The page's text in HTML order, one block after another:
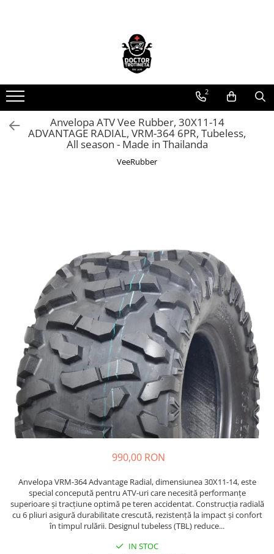
Toate produsele
Piese de schimb
https://www.doctortrotineta.ro/electrica
Acceleratie
Contact cu cheie
https://www.doctortrotineta.ro/frane
Discuri frana
Placute de frana
Manete de frana
Etrieri
https://www.doctortrotineta.ro/lumini
Stop trotineta
Faruri
https://www.doctortrotineta.ro/cadru
Aparatori (aripi)
Suspensie
Cauciucuri
https://www.doctortrotineta.ro/camere-
de-aer
2
Anvelopa ATV Vee Rubber, 30X11-14
ADVANTAGE RADIAL, VRM-364 6PR, Tubeless,
All season - Made in Thailanda
VeeRubber
990,00 RON
Anvelopa VRM-364 Advantage Radial, dimensiunea 30X11-14, este
special concepută pentru ATV-uri care necesită performanțe
superioare și tracțiune optimă pe teren accidentat. Construcția radială
cu 6 pliuri asigură durabilitate crescută, rezistență la impact și confort
în timpul rulării. Designul tubeless (TBL) reduce...
IN STOC